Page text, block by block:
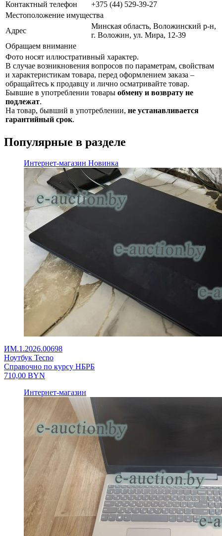
Контактный телефон
+375 (44) 529-39-27
Местоположение имущества
Адрес
Минская область, Воложинский р-н,
г. Воложин, ул. Мира, 12-39
Обращаем внимание
Фото носят иллюстративный характер.
В случае возникновения вопросов по параметрам, свойствам
и характеристикам товара, перед оформлением заказа –
обращайтесь к продавцу и лично осматривайте товар.
Бывшие в употреблении товары обмену и возврату не
подлежат.
На товар, бывший в употреблении, не устанавливается
гарантийный срок.
Популярные в разделе
Интернет-магазин Новинка
ИМ.1.2026.00698
Ноутбук Tecno
Справочно по курсу НБРБ
710,00 BYN
Интернет-магазин